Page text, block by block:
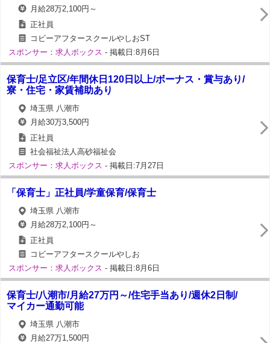
月給28万2,100円～
正社員
コビーアフタースクールやしおST
スポンサー：求人ボックス - 掲載日:8月6日
保育士/足立区/年間休日120日以上/ボーナス・賞与あり/
寮・住宅・家賃補助あり
埼玉県 八潮市
月給30万3,500円
正社員
社会福祉法人高砂福祉会
スポンサー：求人ボックス - 掲載日:7月27日
「保育士」正社員/学童保育/保育士
埼玉県 八潮市
月給28万2,100円～
正社員
コビーアフタースクールやしお
スポンサー：求人ボックス - 掲載日:8月6日
保育士/八潮市/月給27万円～/住宅手当あり/週休2日制/
マイカー通勤可能
埼玉県 八潮市
月給27万1,500円